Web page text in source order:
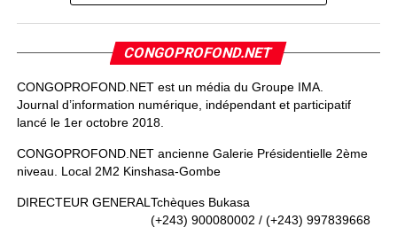
CONGOPROFOND.NET
CONGOPROFOND.NET est un média du Groupe IMA.
Journal d’information numérique, indépendant et participatif
lancé le 1er octobre 2018.
CONGOPROFOND.NET ancienne Galerie Présidentielle 2ème
niveau. Local 2M2 Kinshasa-Gombe
DIRECTEUR GENERALTchèques Bukasa
(+243) 900080002 / (+243) 997839668